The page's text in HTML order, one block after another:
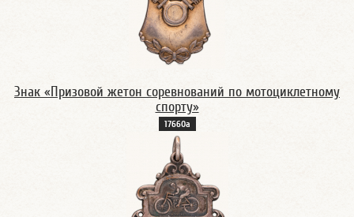
Знак «Призовой жетон соревнований по мотоциклетному
спорту»
17660а